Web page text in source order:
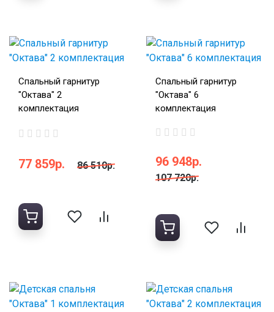
Спальный гарнитур
"Октава" 2
комплектация
77 859р. 86 510р.
Спальный гарнитур
"Октава" 6
комплектация
96 948р.
107 720р.